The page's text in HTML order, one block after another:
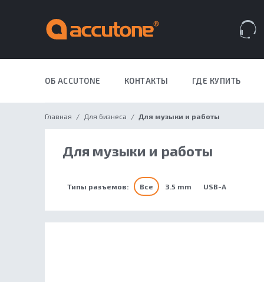
Поиск по сайту
Избранное
Корзина
ОБ ACCUTONE КОНТАКТЫ ГДЕ КУПИТЬ
Всплывающее меню
Навигация по сайту
Главная Для бизнеса Для музыки и работы
Для музыки и работы
Типы разъемов: Все 3.5 mm USB-A